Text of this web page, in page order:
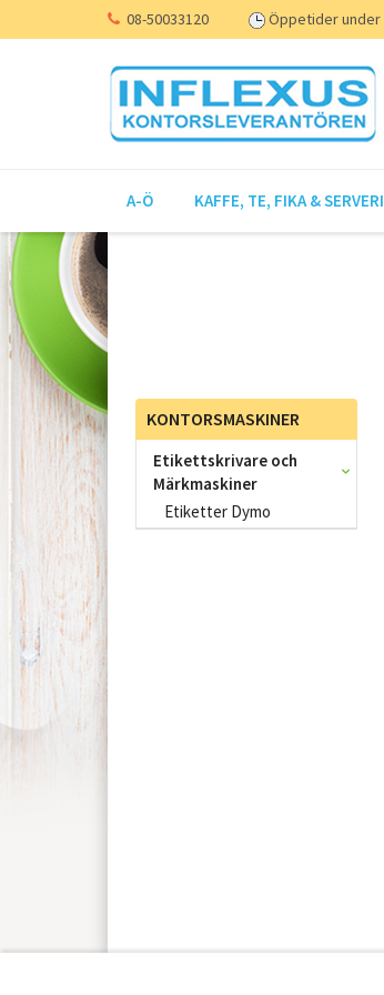
08-50033120 Öppetider under
A-Ö KAFFE, TE, FIKA &
KONTORSMASKINER
Etikettskrivare och
Märkmaskiner
Etiketter Dymo